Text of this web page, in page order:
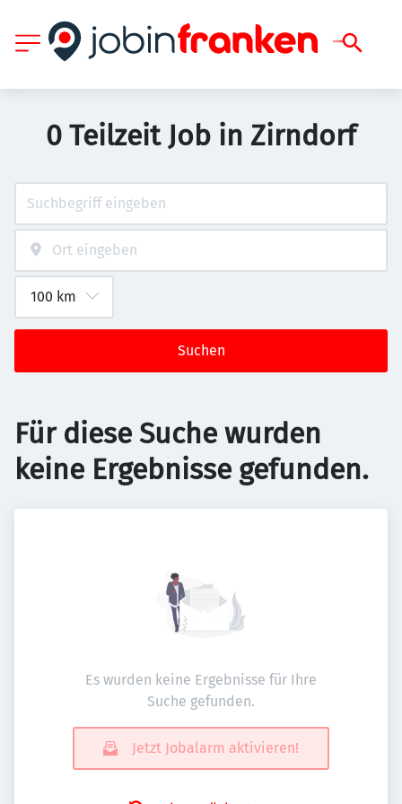
0 Teilzeit Job in Zirndorf
Suchen
Für diese Suche wurden
keine Ergebnisse gefunden.
Es wurden keine Ergebnisse für Ihre
Suche gefunden.
Jetzt Jobalarm aktivieren!